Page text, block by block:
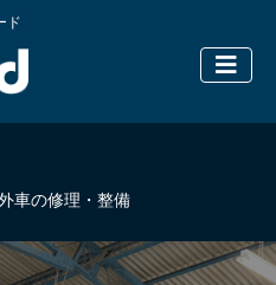
ド
横浜の外
車の修理・整備